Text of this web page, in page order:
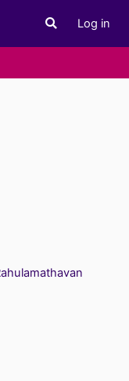
Toggle search
Log in